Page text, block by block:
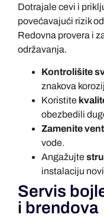
Dotrajale cevi i
povećavajući rizik
Redovna provera i
održavanja.
Kontrolišite
znakova
Koristite
obezbedili
Zamenite
vode.
Angažujte
instalaciju
Servis
i brendova